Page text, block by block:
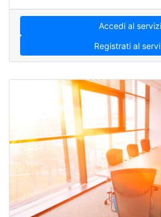
Accedi al
Registrati al